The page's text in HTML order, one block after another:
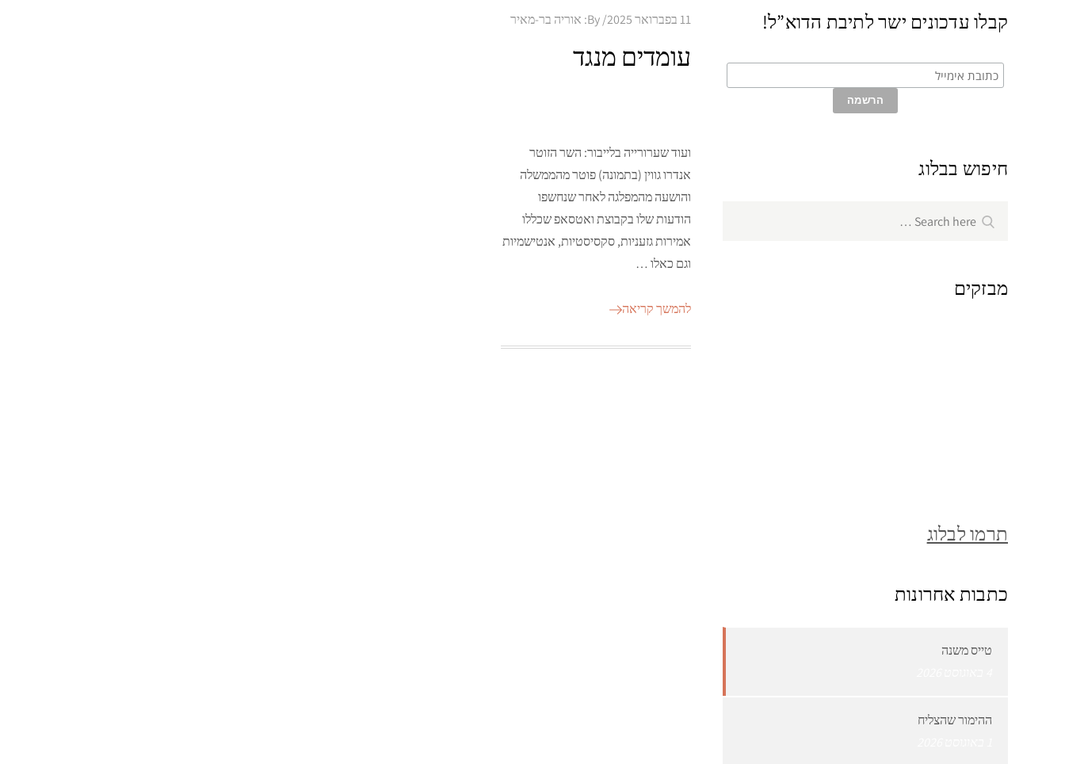
Posted
11 בפברואר 2025 By: אוריה בר-מאיר
עומדים מנגד
ועוד שערורייה בלייבור: השר הזוטר
אנדרו גווין (בתמונה) פוטר מהממשלה
והושעה מהמפלגה לאחר שנחשפו
הודעות שלו בקבוצת ואטסאפ שכללו
אמירות גזעניות, סקסיסטיות, אנטישמיות
וגם כאלו …
להמשך קריאה
קבלו עדכונים ישר לתיבת הדוא”ל!
חיפוש בבלוג
for:
Search
מבזקים
תרמו לבלוג
כתבות אחרונות
טייס משנה
ההימור שהצליח